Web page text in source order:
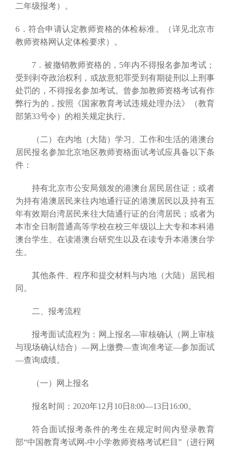
二年级报考）。
6．符合申请认定教师资格的体检标准。（详见北京市
教师资格网认定体检要求）。
7．被撤销教师资格的，5年内不得报名参加考试；
受到剥夺政治权利，或故意犯罪受到有期徒刑以上刑事
处罚的，不得报名参加考试。曾参加教师资格考试有作
弊行为的，按照《国家教育考试违规处理办法》（教育
部第33号令）的相关规定执行。
（二）在内地（大陆）学习、工作和生活的港澳台
居民报名参加北京地区教师资格面试考试应具备以下条
件：
持有北京市公安局颁发的港澳台居民居住证；或者
为持有港澳居民来往内地通行证的港澳居民以及持有五
年有效期台湾居民来往大陆通行证的台湾居民；或者为
本市全日制普通高等学校在校三年级以上大专和本科港
澳台学生、在读港澳台研究生以及在读专升本港澳台学
生。
其他条件、程序和提交材料与内地（大陆）居民相
同。
二、报考流程
报考面试流程为：网上报名—审核确认（网上审核
与现场确认结合）—网上缴费—查询准考证—参加面试
—查询成绩。
（一）网上报名
报名时间：2020年12月10日8:00—13日16:00。
符合面试报考条件的考生在规定时间内登录教育
部“中国教育考试网-中小学教师资格考试栏目”（进行网